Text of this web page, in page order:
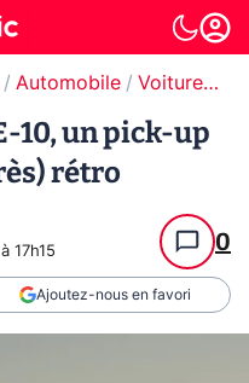
Automobile Voitures électriques
10, un pick-up
rétro
17h15 0
Ajoutez-nous en favori